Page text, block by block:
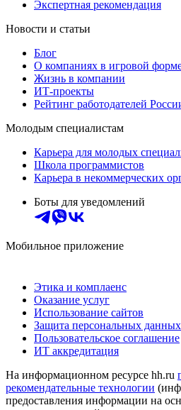
Экспертная рекомендация
Новости и статьи
Блог
О компаниях в игровой
Жизнь в компании
ИТ-проекты
Рейтинг работодателей
Молодым специалистам
Карьера для молодых
Школа программистов
Карьера в некоммерческих
Боты для уведомлений
Мобильное приложение
Этика и комплаенс
Оказание услуг
Использование сайтов
Защита персональных данных
Пользовательское соглашение
ИТ аккредитация
На информационном ресурсе hh.ru
рекомендательные технологии
предоставления информации на